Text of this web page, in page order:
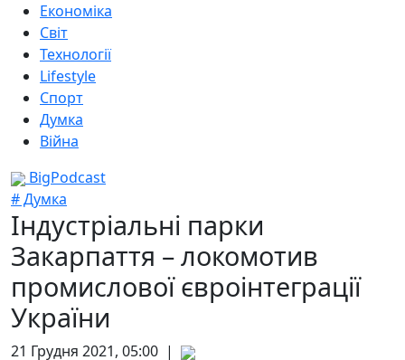
Економіка
Світ
Технології
Lifestyle
Спорт
Думка
Війна
BigPodcast
# Думка
Індустріальні парки
Закарпаття – локомотив
промислової євроінтеграції
України
21 Грудня 2021, 05:00 |